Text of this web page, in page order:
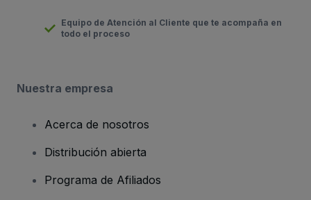
Equipo de Atención al Cliente que te acompaña en
todo el proceso
Nuestra empresa
Acerca de nosotros
Distribución abierta
Programa de Afiliados